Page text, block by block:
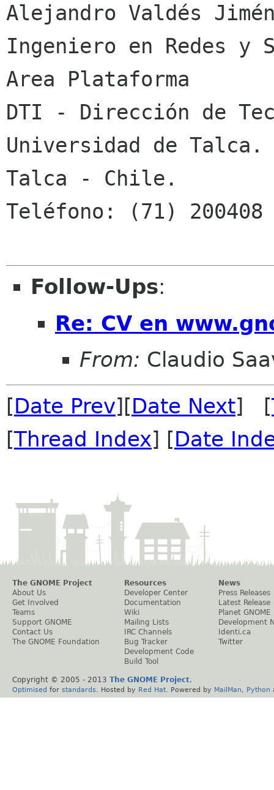
Alejandro Valdés
Ingeniero en Redes y
Area Plataforma
DTI - Dirección de
Universidad de Talca.
Talca - Chile.
Teléfono: (71) 200408
Follow-Ups:
Re: CV en
From: Claudio
[Date Prev][Date Next] [
[Thread Index] [Date
The GNOME Project
About Us
Get Involved
Teams
Support GNOME
Contact Us
The GNOME Foundation
Resources
Developer Center
Documentation
Wiki
Mailing Lists
IRC Channels
Bug Tracker
Development Code
Build Tool
News
Press Releases
Latest Release
Planet GNOME
Development
Identi.ca
Twitter
Copyright © 2005 - 2013 The GNOME Project.
Optimised for standards . Hosted by Red Hat . Powered by MailMan Python